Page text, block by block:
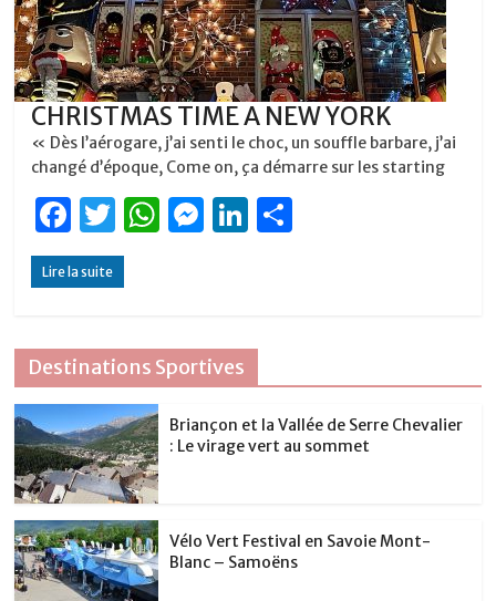
CHRISTMAS TIME A NEW YORK
« Dès l’aérogare, j’ai senti le choc, un souffle barbare, j’ai
changé d’époque, Come on, ça démarre sur les starting
F
a
c
b
o
o
k
T
w
it
r
W
A
p
p
M
n
g
er
Li
dI
n
Lire la suite
Destinations Sportives
Briançon et la Vallée de Serre Chevalier
: Le virage vert au sommet
Vélo Vert Festival en Savoie Mont-
Blanc – Samoëns